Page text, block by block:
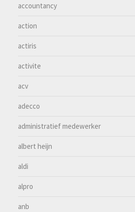
accountancy
action
actiris
activite
acv
adecco
administratief medewerker
albert heijn
aldi
alpro
anb